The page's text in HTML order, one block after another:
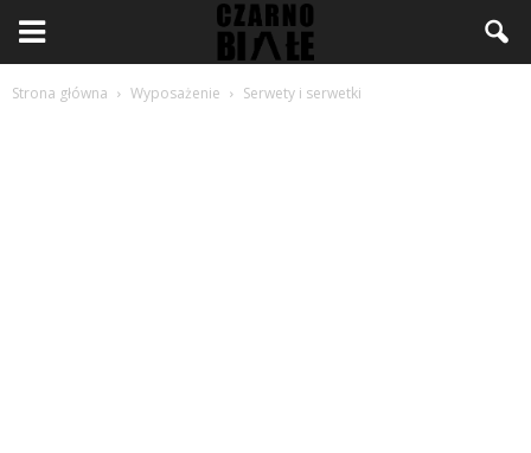
Strona główna Wyposażenie Serwety i serwetki